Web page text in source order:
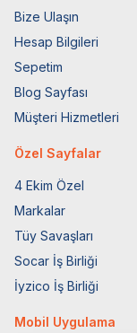
Bize Ulaşın
Hesap Bilgileri
Sepetim
Blog Sayfası
Müşteri Hizmetleri
Özel Sayfalar
4 Ekim Özel
Markalar
Tüy Savaşları
Socar İş Birliği
İyzico İş Birliği
Mobil Uygulama